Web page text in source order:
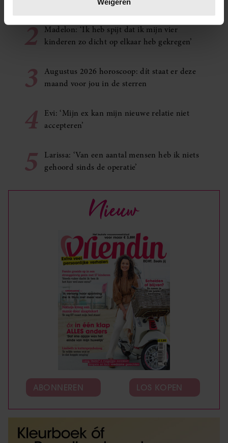
intrekken in de Cookieverklaring.
We gebruiken cookies om content en advertenties te
en om ons websiteverkeer te analyseren. Ook delen we
informatie over uw gebruik van onze site met onze
partners kunnen deze gegevens combineren met andere
informatie die u aan ze heeft verstrekt of die ze hebben
gebruiken.
2 Madelon: ‘Ik heb spijt dat ik mijn vier
kinderen zo dicht op elkaar heb gekregen’
3
Augustus 2026 horoscoop: dít staat er deze
maand voor jou in de sterren
4
Evi: ‘Mijn ex kan mijn nieuwe relatie niet
accepteren’
5
Larissa: ‘Van een aantal mensen heb ik niets
gehoord sinds de operatie’
Nieuw
ABONNEREN LOS KOPEN